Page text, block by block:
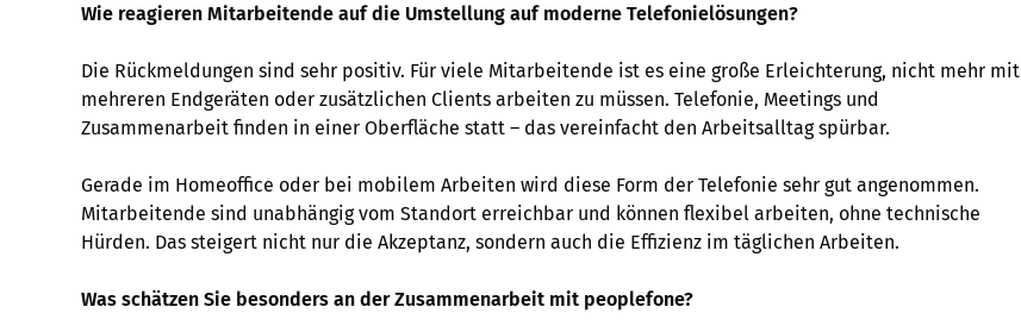
Wie reagieren Mitarbeitende auf die Umstellung auf moderne Telefonielösungen?
Die Rückmeldungen sind sehr positiv. Für viele Mitarbeitende ist es eine große Erleichterung, nicht mehr mit
mehreren Endgeräten oder zusätzlichen Clients arbeiten zu müssen. Telefonie, Meetings und
Zusammenarbeit finden in einer Oberfläche statt – das vereinfacht den Arbeitsalltag spürbar.
Gerade im Homeoffice oder bei mobilem Arbeiten wird diese Form der Telefonie sehr gut angenommen.
Mitarbeitende sind unabhängig vom Standort erreichbar und können flexibel arbeiten, ohne technische
Hürden. Das steigert nicht nur die Akzeptanz, sondern auch die Effizienz im täglichen Arbeiten.
Was schätzen Sie besonders an der Zusammenarbeit mit peoplefone?